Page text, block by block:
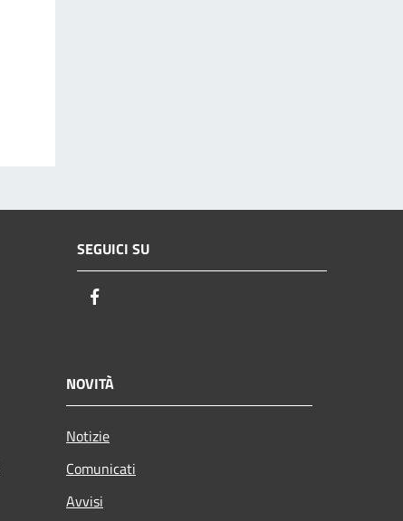
SEGUICI SU
NOVITÀ
Notizie
Comunicati
Avvisi